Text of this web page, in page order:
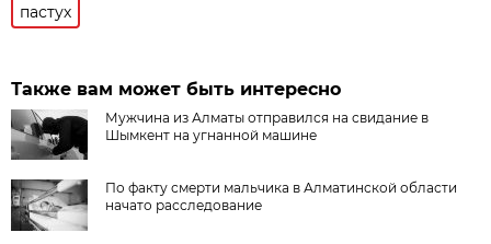
пастух
Также вам может быть интересно
Мужчина из Алматы отправился на свидание в
Шымкент на угнанной машине
По факту смерти мальчика в Алматинской области
начато расследование